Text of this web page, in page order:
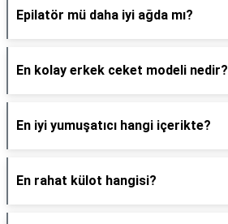
Epilatör mü daha iyi ağda mı?
En kolay erkek ceket modeli nedir?
En iyi yumuşatıcı hangi içerikte?
En rahat külot hangisi?